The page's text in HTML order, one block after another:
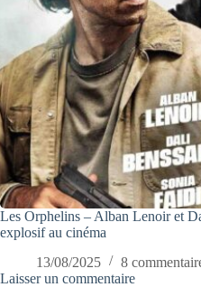
Les Orphelins – Alban Lenoir et
explosif au cinéma
13/08/2025
8
Laisser un commentaire